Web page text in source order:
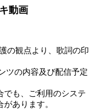
動画
の観点より、歌詞の印
ツの内容及び配信予定
でも、ご利用のシステ
あります。